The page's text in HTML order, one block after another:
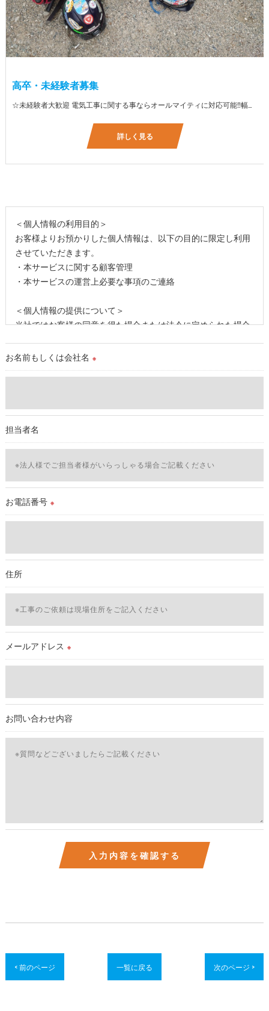
高卒・未経験者募集
☆未経験者大歓迎 電気工事に関する事ならオールマイティに対応可能‼幅広く技術を身に付けて頂けます（室内配線・室外配線、スイッチコンセント取付け、照明器具取付け、配電盤取付け、エアコン取付け、LANケーブル配線、アンテナ取付けなど） 先輩社員が一から指導を行うため未経験の方でも安心して働いていただけます♪ ☆資格支援制度あり 実績があるからこそ社内で教習と経験を積んでいただくことで資格を当社で発行できることができます。 【工具支給致します】 また新品工具と新品作業服を完全支給を致します。 高品質の作業服と工具入社してくれた方には支給致します♪
詳しく見る
＜個人情報の利用目的＞
お客様よりお預かりした個人情報は、以下の目的に限定し利用
させていただきます。
・本サービスに関する顧客管理
・本サービスの運営上必要な事項のご連絡
＜個人情報の提供について＞
当社ではお客様の同意を得た場合または法令に定められた場合
取得した個人情報を第三者に提供することはいたしません。
外部に委託する場合があります。
これらの委託先に対しては個人情報保護契約等の措置をとり、
適切な監督を行います。
＜個人情報の安全管理＞
当社では、個人情報の漏洩等がなされないよう、適切に安全管
理対策を実施します。
をご提供できない場合がございますので予めご了承ください。
＜個人情報の開示･訂正・削除･利用停止の手続について＞
続を定めさせて頂いております。
ご本人である事を確認のうえ、対応させて頂きます。
個人情報の開示･訂正･削除・利用停止の具体的手続きにつきま
しては、お電話でお問合せ下さい。v
お名前もしくは会社名 ※
担当者名
お電話番号 ※
住所
メールアドレス ※
お問い合わせ内容
< 前のページ 一覧に戻る 次のページ >